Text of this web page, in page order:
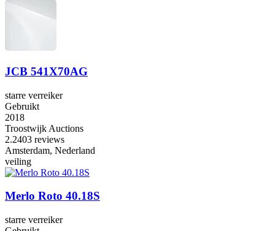
JCB 541X70AG
starre verreiker
Gebruikt
2018
Troostwijk Auctions
2.2403 reviews
Amsterdam, Nederland
veiling
Merlo Roto 40.18S
starre verreiker